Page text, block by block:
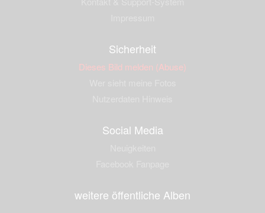
Sicherheit
Dieses Bild melden (Abuse)
Social Media
weitere öffentliche Alben